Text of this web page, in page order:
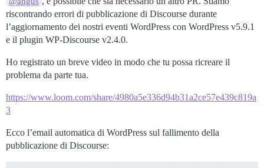
riscontrando errori di pubblicazione di Discourse durante
l’aggiornamento dei nostri eventi WordPress con WordPress v5.9.1
e il plugin WP-Discourse v2.4.0.
Ho registrato un breve video in modo che tu possa ricreare il
problema da parte tua.
https://www.loom.com/share/4980a5e336d94b31a2ce57e439c819a
3
Ecco l’email automatica di WordPress sul fallimento della
pubblicazione di Discourse: